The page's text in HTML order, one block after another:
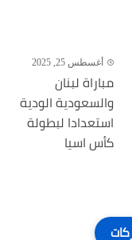
أغسطس 25, 2025
مباراة لبنان
والسعودية الودية
استعدادا لبطولة
كأس اسيا